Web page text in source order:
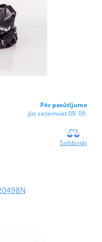
Pēc pasūtījuma
jūs saņemsiet 09. 09.
Salīdzināt